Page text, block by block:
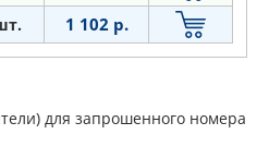
1 102 р.
для запрошенного номера